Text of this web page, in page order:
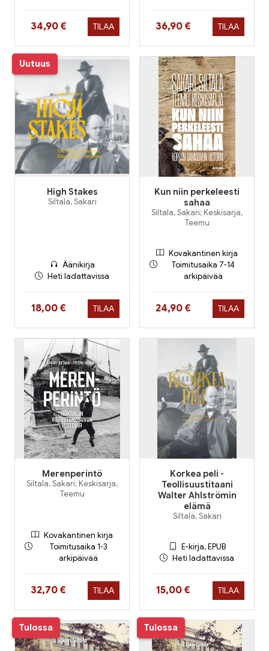
Hinta nyt
34,90 € TILAA Hinta nyt
36,90 € TILAA
Uutuus
High Stakes
Siltala, Sakari
Äänikirja
Heti ladattavissa
Hinta nyt
18,00 € TILAA
Kun niin perkeleesti
sahaa
Siltala, Sakari; Keskisarja,
Teemu
Kovakantinen kirja
Toimitusaika 7-14
arkipäivää
Hinta nyt
24,90 € TILAA
Merenperintö
Siltala, Sakari; Keskisarja,
Teemu
Kovakantinen kirja
Toimitusaika 1-3
arkipäivää
Hinta nyt
32,70 € TILAA
Korkea peli -
Teollisuustitaani
Walter Ahlströmin
elämä
Siltala, Sakari
E-kirja, EPUB
Heti ladattavissa
Hinta nyt
15,00 € TILAA
Tulossa Tulossa